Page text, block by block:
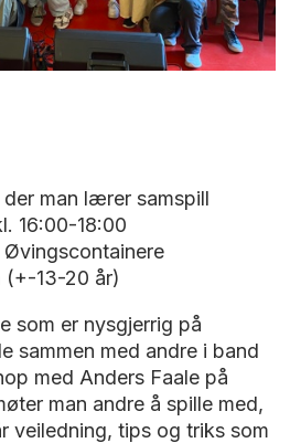
man lærer samspill
16:00-18:00
Øvingscontainere
(+-13-20 år)
som er nysgjerrig på
sammen med andre i band
med Anders Faale på
man andre å spille med,
veiledning, tips og triks som